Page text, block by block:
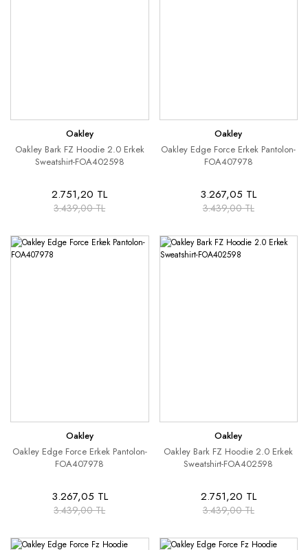
Oakley
Oakley Bark FZ Hoodie 2.0 Erkek
Sweatshirt-FOA402598
2.751,20 TL
3.439,00 TL
Oakley
Oakley Edge Force Erkek Pantolon-
FOA407978
3.267,05 TL
3.439,00 TL
Oakley
Oakley Edge Force Erkek Pantolon-
FOA407978
3.267,05 TL
3.439,00 TL
Oakley
Oakley Bark FZ Hoodie 2.0 Erkek
Sweatshirt-FOA402598
2.751,20 TL
3.439,00 TL